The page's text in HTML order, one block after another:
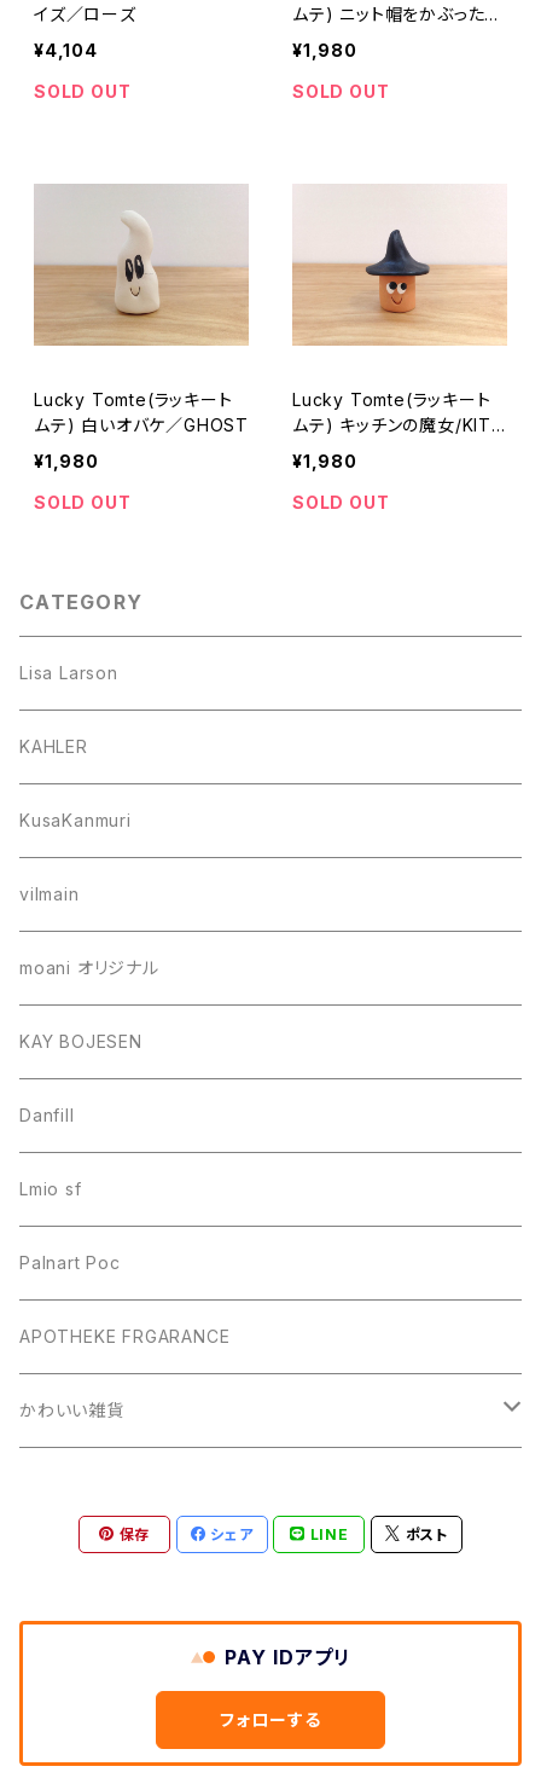
イズ／ローズ
¥4,104
SOLD OUT
ムテ) ニット帽をかぶったト
ムテ／LUCKY”VATTE”
¥1,980
SOLD OUT
Lucky Tomte(ラッキート
ムテ) 白いオバケ／GHOST
¥1,980
SOLD OUT
Lucky Tomte(ラッキート
ムテ) キッチンの魔女/KITC
HEN WITCH
¥1,980
SOLD OUT
CATEGORY
Lisa Larson
KAHLER
KusaKanmuri
vilmain
moani オリジナル
KAY BOJESEN
Danfill
Lmio sf
Palnart Poc
APOTHEKE FRGARANCE
かわいい雑貨
LuckyTomte ラッキートムテ
保存 シェア LINE ポスト
PAY IDアプリ
フォローする